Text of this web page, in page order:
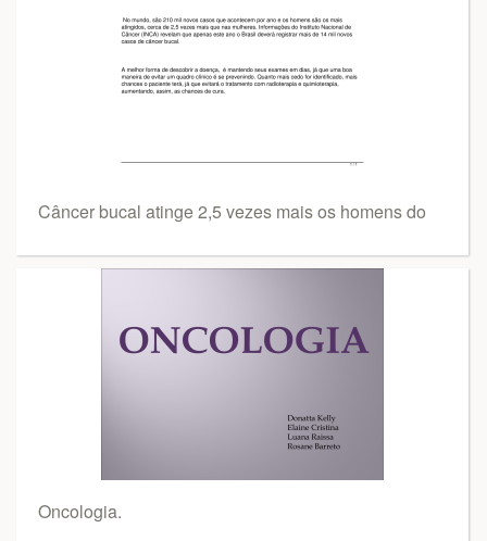
Câncer bucal atinge 2,5 vezes mais os homens do
Oncologia.